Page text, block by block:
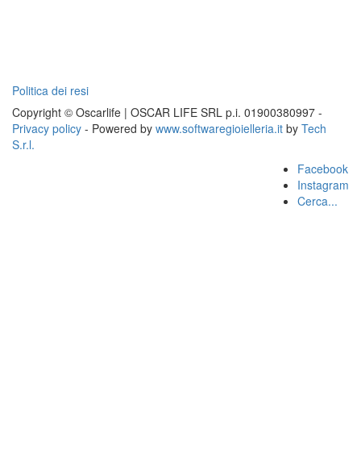
Politica dei resi
Copyright © Oscarlife | OSCAR LIFE SRL p.i. 01900380997 -
Privacy policy - Powered by www.softwaregioielleria.it by Tech
S.r.l.
Facebook
Instagram
Cerca...